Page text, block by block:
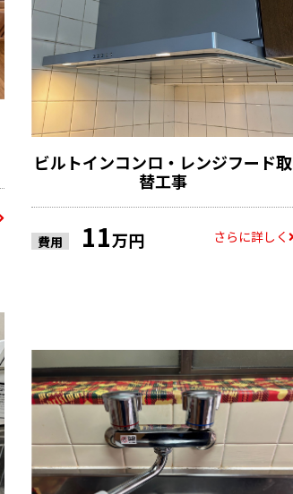
ビルトインコンロ・レンジフード取
替工事
費用 11万円 さらに詳しく